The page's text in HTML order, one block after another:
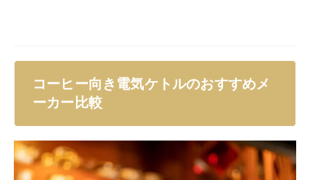
コーヒー向き電気ケトルのおすすめメ
ーカー比較